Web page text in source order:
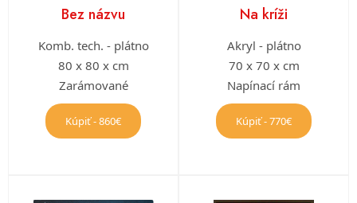
Bez názvu
Komb. tech. - plátno
80 x 80 x cm
Zarámované
Kúpiť - 860€
Na kríži
Akryl - plátno
70 x 70 x cm
Napínací rám
Kúpiť - 770€